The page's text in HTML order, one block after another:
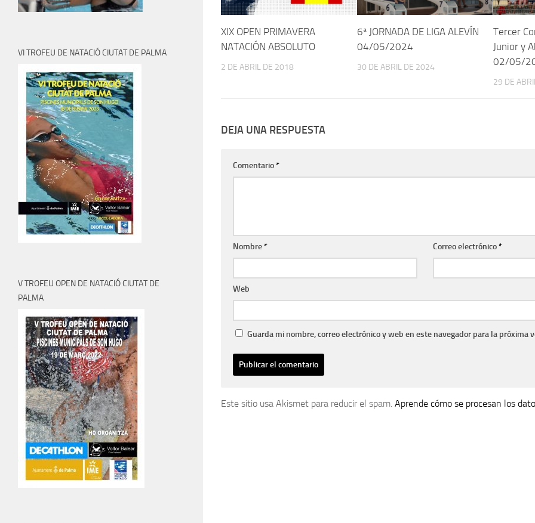
XIX OPEN PRIMAVERA
NATACIÓN ABSOLUTO
2 DE ABRIL DE 2018
6ª JORNADA DE LIGA ALEVÍN
04/05/2024
30 DE ABRIL DE 2024
Tercer
Junior y
02/05/
29 DE
DEJA UNA RESPUESTA
Comentario*
Nombre* Correo electrónico*
Web
Guarda mi nombre, correo electrónico y web en este navegador para la próxima
Este sitio usa Akismet para reducir el spam. Aprende cómo se procesan los
VI TROFEU DE NATACIÓ CIUTAT DE PALMA
V TROFEU OPEN DE NATACIÓ CIUTAT DE
PALMA